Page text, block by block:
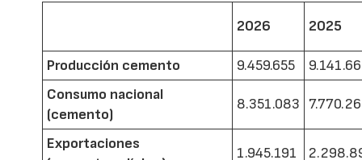
2026 2025
Producción cemento 9.459.655
Consumo nacional
(cemento)
8.351.083
Exportaciones
1.945.191